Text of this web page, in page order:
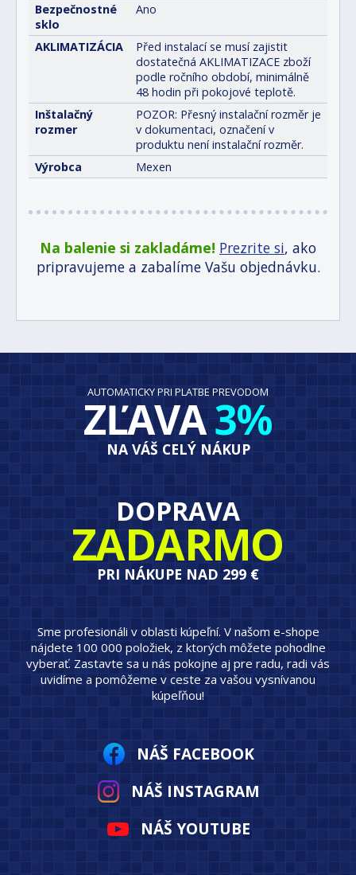
Bezpečnostné
sklo
Ano
AKLIMATIZÁCIA
Před instalací se musí zajistit
dostatečná AKLIMATIZACE zboží
podle ročního období, minimálně
48 hodin při pokojové teplotě.
Inštalačný
rozmer
POZOR: Přesný instalační rozměr je
v dokumentaci, označení v
produktu není instalační rozměr.
Výrobca
Mexen
Na balenie si zakladáme! Prezrite si, ako
pripravujeme a zabalíme Vašu objednávku.
AUTOMATICKY PRI PLATBE PREVODOM
ZĽAVA3%
NA VÁŠ CELÝ NÁKUP
DOPRAVA
ZADARMO
PRI NÁKUPE NAD 299 €
Sme profesionáli v oblasti kúpeľní. V našom e-shope
nájdete 100 000 položiek, z ktorých môžete pohodlne
vyberať. Zastavte sa u nás pokojne aj pre radu, radi vás
uvidíme a pomôžeme v ceste za vašou vysnívanou
kúpeľňou!
NÁŠ FACEBOOK
NÁŠ INSTAGRAM
NÁŠ YOUTUBE